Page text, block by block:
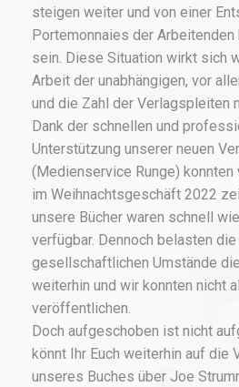
steigen weiter und von einer
Portemonnaies der Arbeitenden
sein. Diese Situation wirkt sich
Arbeit der unabhängigen, vor
und die Zahl der Verlagspleiten
Dank der schnellen und
Unterstützung unserer neuen
(Medienservice Runge)
im Weihnachtsgeschäft 2022
unsere Bücher waren schnell
verfügbar. Dennoch belasten
gesellschaftlichen Umstände
weiterhin und wir konnten nicht
veröffentlichen.
Doch aufgeschoben ist nicht
könnt Ihr Euch weiterhin auf die
unseres Buches über Joe